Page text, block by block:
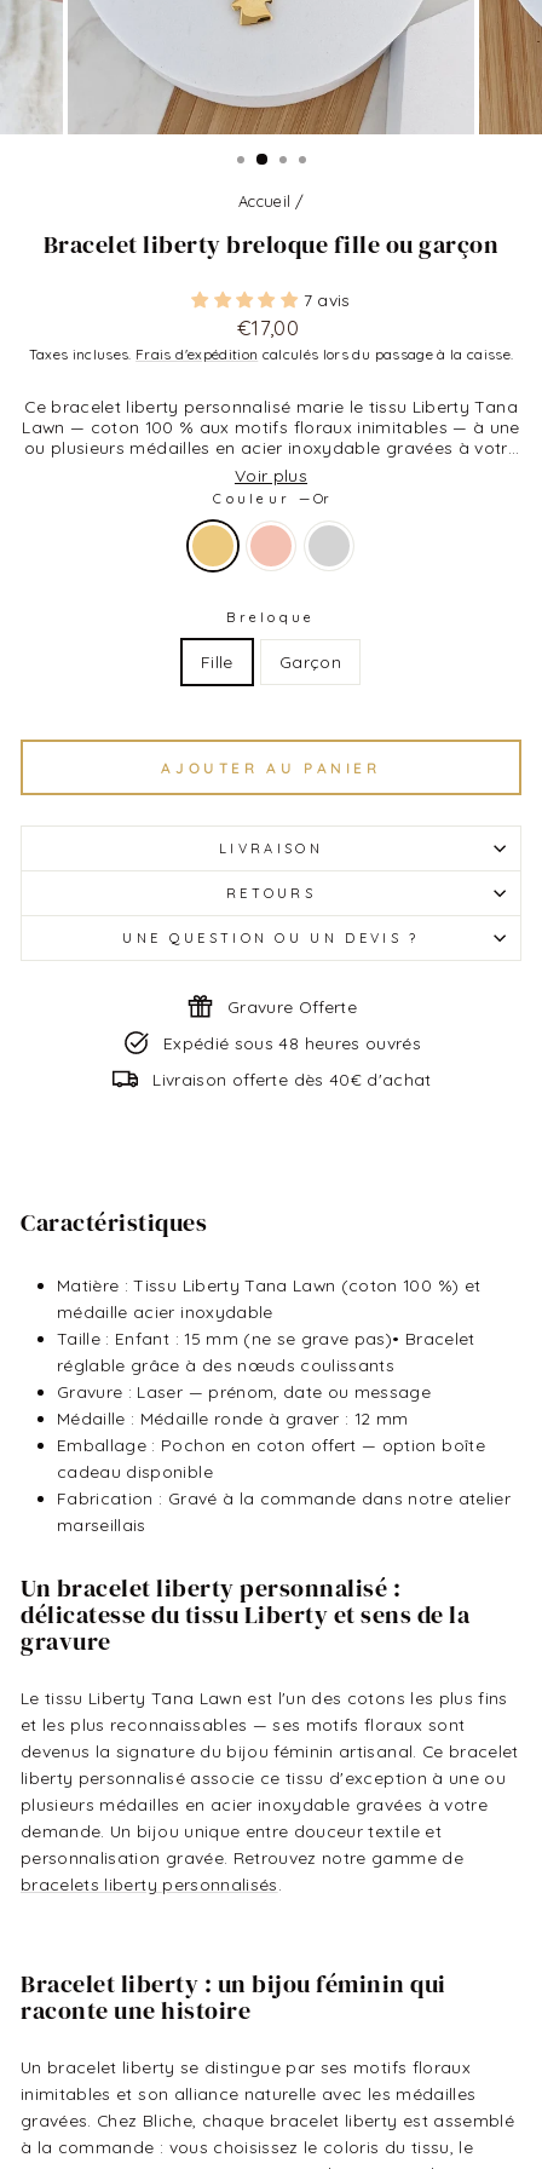
Accueil /
Bracelet liberty breloque fille ou garçon
7 avis
Prix
régulier
€17,00
Taxes incluses. Frais d'expédition calculés lors du passage à la caisse.
Ce bracelet liberty personnalisé marie le tissu Liberty Tana
Lawn — coton 100 % aux motifs floraux inimitables — à une
ou plusieurs médailles en acier inoxydable gravées à votre
demande. Ajustable, hypoallergénique, résistant au
quotidien. Un bijou délicat qui s'offre pour une naissance,
un baptême, un mariage ou un anniversaire féminin. Bliche
assemble chaque bracelet liberty à la commande et
expédie dans un emballage cadeau élégant.
Voir plus
Couleur — Or
Breloque
Fille Garçon
AJOUTER AU PANIER
LIVRAISON
RETOURS
UNE QUESTION OU UN DEVIS ?
Gravure Offerte
Expédié sous 48 heures ouvrés
Livraison offerte dès 40€ d'achat
Caractéristiques
Matière : Tissu Liberty Tana Lawn (coton 100 %) et
médaille acier inoxydable
Taille : Enfant : 15 mm (ne se grave pas)• Bracelet
réglable grâce à des nœuds coulissants
Gravure : Laser — prénom, date ou message
Médaille : Médaille ronde à graver : 12 mm
Emballage : Pochon en coton offert — option boîte
cadeau disponible
Fabrication : Gravé à la commande dans notre atelier
marseillais
Un bracelet liberty personnalisé :
délicatesse du tissu Liberty et sens de la
gravure
Le tissu Liberty Tana Lawn est l'un des cotons les plus fins
et les plus reconnaissables — ses motifs floraux sont
devenus la signature du bijou féminin artisanal. Ce bracelet
liberty personnalisé associe ce tissu d'exception à une ou
plusieurs médailles en acier inoxydable gravées à votre
demande. Un bijou unique entre douceur textile et
personnalisation gravée. Retrouvez notre gamme de
bracelets liberty personnalisés
Bracelet liberty : un bijou féminin qui
raconte une histoire
Un bracelet liberty se distingue par ses motifs floraux
inimitables et son alliance naturelle avec les médailles
gravées. Chez Bliche, chaque bracelet liberty est assemblé
à la commande : vous choisissez le coloris du tissu, le